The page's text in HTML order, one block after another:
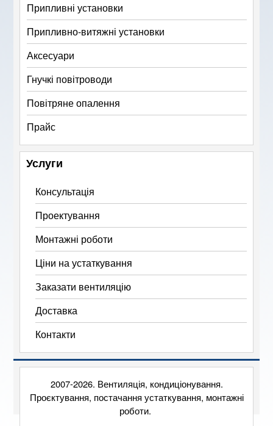
Припливні установки
Припливно-витяжні установки
Аксесуари
Гнучкі повітроводи
Повітряне опалення
Прайс
Услуги
Консультація
Проектування
Монтажні роботи
Ціни на устаткування
Заказати вентиляцію
Доставка
Контакти
2007-2026. Вентиляція, кондиціонування.
Проєктування, постачання устаткування, монтажні
роботи.